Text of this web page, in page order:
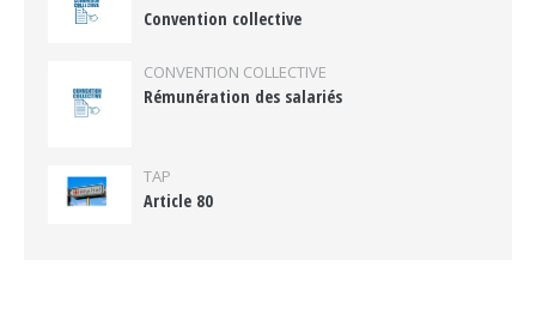
Convention collective
CONVENTION COLLECTIVE
Rémunération des salariés
TAP
Article 80